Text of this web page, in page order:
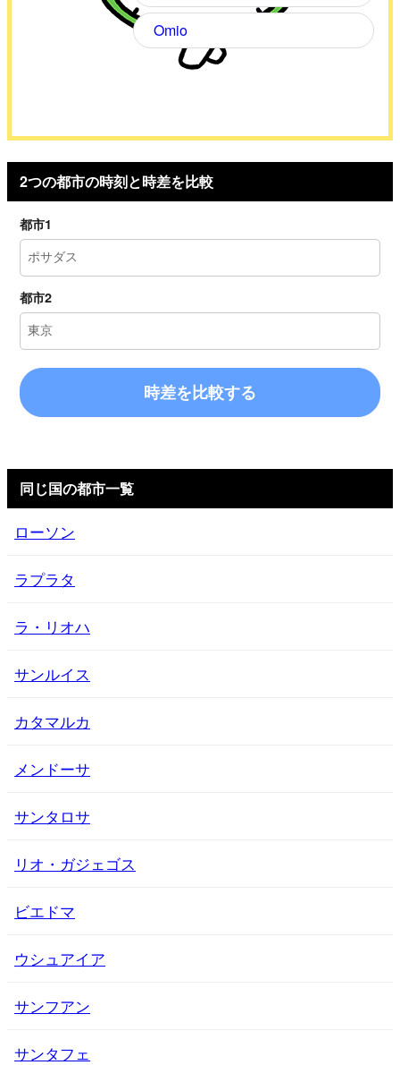
Omio
2つの都市の時刻と時差を比較
都市1
都市2
時差を比較する
同じ国の都市一覧
ローソン
ラプラタ
ラ・リオハ
サンルイス
カタマルカ
メンドーサ
サンタロサ
リオ・ガジェゴス
ビエドマ
ウシュアイア
サンフアン
サンタフェ